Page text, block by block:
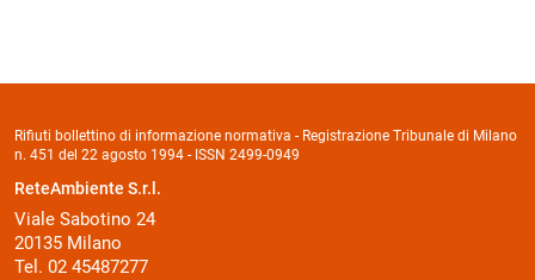
Rifiuti bollettino di informazione normativa - Registrazione Tribunale di Milano
n. 451 del 22 agosto 1994 - ISSN 2499-0949
ReteAmbiente S.r.l.
Viale Sabotino 24
20135 Milano
Tel. 02 45487277